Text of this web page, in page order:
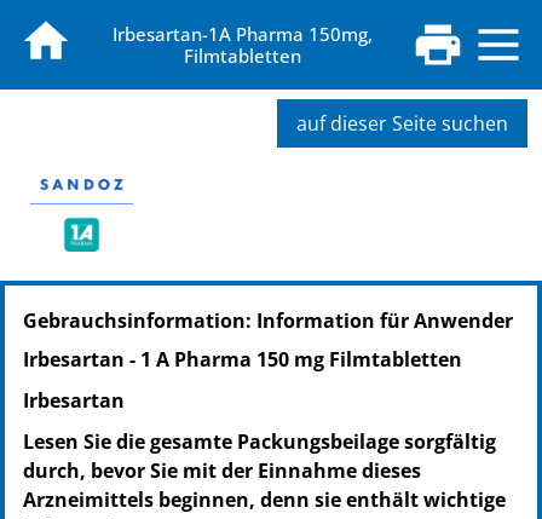
Irbesartan-1A Pharma 150mg,
Filmtabletten
auf dieser Seite suchen
PZN: 09607198
PPN: 110960719854
NTIN: 04150096071982
PPN: 110960721214
NTIN: 04150096072125
PZN: 09607229
PPN: 110960722904
Gebrauchsinformation: Information für Anwender
Irbesartan - 1 A Pharma 150 mg Filmtabletten
Irbesartan
Lesen Sie die gesamte Packungsbeilage sorgfältig
durch, bevor Sie mit der Einnahme dieses
Arzneimittels beginnen, denn sie enthält wichtige